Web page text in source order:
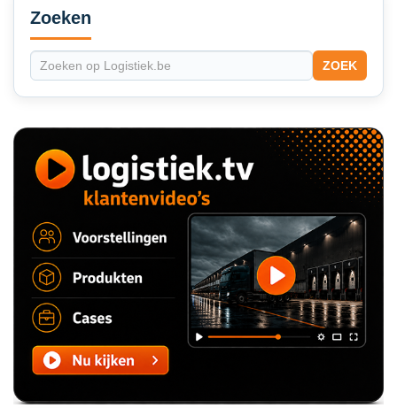
Sidebar
Zoeken
ZOEK